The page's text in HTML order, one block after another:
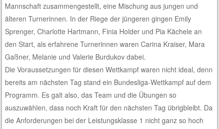
Mannschaft zusammengestellt, eine Mischung aus jungen und
älteren Turnerinnen. In der Riege der jüngeren gingen Emily
Sprenger, Charlotte Hartmann, Finia Holder und Pia Kächele an
den Start, als erfahrene Turnerinnen waren Carina Kraiser, Mara
Gaßner, Melanie und Valerie Burdukov dabei.
Die Voraussetzungen für diesen Wettkampf waren nicht ideal, denn
bereits am nächsten Tag stand ein Bundesliga-Wettkampf auf dem
Programm. Es galt also, das Team und die Übungen so
auszuwählen, dass noch Kraft für den nächsten Tag übrigbleibt. Da
die Anforderungen bei der Leistungsklasse 1 nicht ganz so hoch